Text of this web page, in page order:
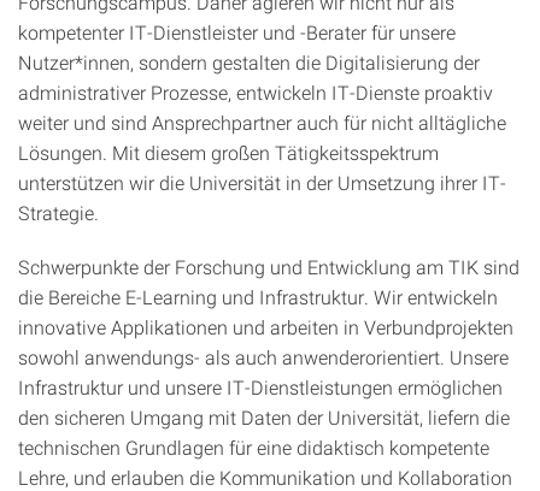
kompetenter IT-Dienstleister und -Berater für unsere
Nutzer*innen, sondern gestalten die Digitalisierung der
administrativer Prozesse, entwickeln IT-Dienste proaktiv
weiter und sind Ansprechpartner auch für nicht alltägliche
Lösungen. Mit diesem großen Tätigkeitsspektrum
unterstützen wir die Universität in der Umsetzung ihrer IT-
Strategie.
Schwerpunkte der Forschung und Entwicklung am TIK sind
die Bereiche E-Learning und Infrastruktur. Wir entwickeln
innovative Applikationen und arbeiten in Verbundprojekten
sowohl anwendungs- als auch anwenderorientiert. Unsere
Infrastruktur und unsere IT-Dienstleistungen ermöglichen
den sicheren Umgang mit Daten der Universität, liefern die
technischen Grundlagen für eine didaktisch kompetente
Lehre, und erlauben die Kommunikation und Kollaboration